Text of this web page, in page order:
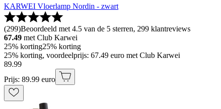
KARWEI Vloerlamp Nordin - zwart
(299)Beoordeeld met 4.5 van de 5 sterren, 299 klantreviews
67.49 met Club Karwei
25% korting25% korting
25% korting, voordeelprijs: 67.49 euro met Club Karwei
89.99
Prijs: 89.99 euro